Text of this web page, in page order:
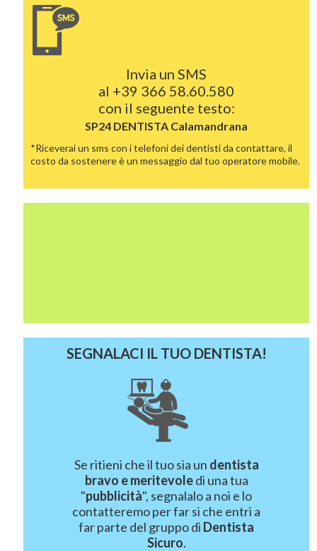
Invia un SMS
al +39 366 58.60.580
con il seguente testo:
SP24 DENTISTA Calamandrana
*Riceverai un sms con i telefoni dei dentisti da contattare, il
costo da sostenere è un messaggio dal tuo operatore mobile.
SEGNALACI IL TUO DENTISTA!
Se ritieni che il tuo sia un dentista
bravo e meritevoledi una tua
"pubblicità", segnalalo a noi e lo
contatteremo per far si che entri a
far parte del gruppo di Dentista
Sicuro.